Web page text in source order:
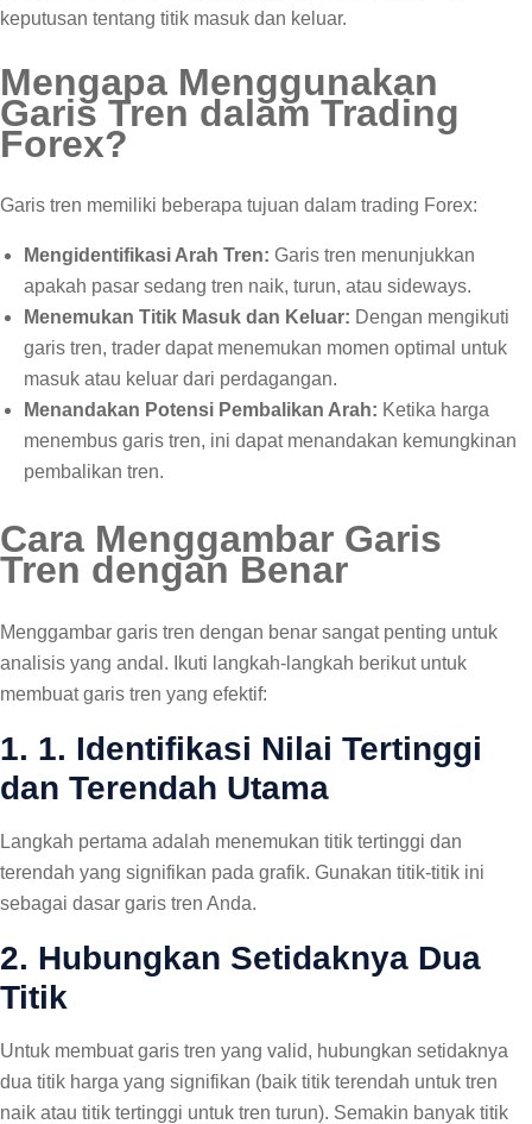
keputusan tentang titik masuk dan keluar.
Mengapa Menggunakan
Garis Tren dalam Trading
Forex?
Garis tren memiliki beberapa tujuan dalam trading Forex:
Mengidentifikasi Arah Tren: Garis tren menunjukkan
apakah pasar sedang tren naik, turun, atau sideways.
Menemukan Titik Masuk dan Keluar: Dengan mengikuti
garis tren, trader dapat menemukan momen optimal untuk
masuk atau keluar dari perdagangan.
Menandakan Potensi Pembalikan Arah: Ketika harga
menembus garis tren, ini dapat menandakan kemungkinan
pembalikan tren.
Cara Menggambar Garis
Tren dengan Benar
Menggambar garis tren dengan benar sangat penting untuk
analisis yang andal. Ikuti langkah-langkah berikut untuk
membuat garis tren yang efektif:
1. 1. Identifikasi Nilai Tertinggi
dan Terendah Utama
Langkah pertama adalah menemukan titik tertinggi dan
terendah yang signifikan pada grafik. Gunakan titik-titik ini
sebagai dasar garis tren Anda.
2. Hubungkan Setidaknya Dua
Titik
Untuk membuat garis tren yang valid, hubungkan setidaknya
dua titik harga yang signifikan (baik titik terendah untuk tren
naik atau titik tertinggi untuk tren turun). Semakin banyak titik